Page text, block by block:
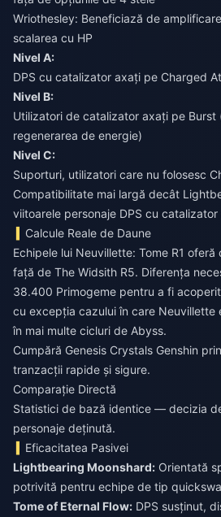
Wriothesley: Beneficiază de
scalarea cu HP
Nivel A:
DPS cu catalizator axați pe Charged
Nivel B:
Utilizatori de catalizator axați pe Burst
regenerarea de energie)
Nivel C:
Suporturi, utilizatori care nu folosesc
Compatibilitate mai largă decât
viitoarele personaje DPS cu
Calcule Reale de Daune
Echipele lui Neuvillette: Tome R1
față de The Widsith R5. Diferența
38.400 Primogeme pentru a fi
cu excepția cazului în care Neuvillette
în mai multe cicluri de Abyss.
Cumpără Genesis Crystals Genshin
tranzacții rapide și sigure.
Comparație Directă
Statistici de bază identice — decizia
personaje deținută.
Eficacitatea Pasivei
Lightbearing Moonshard: Orientată
potrivită pentru echipe de tip
Tome of Eternal Flow: DPS susținut,